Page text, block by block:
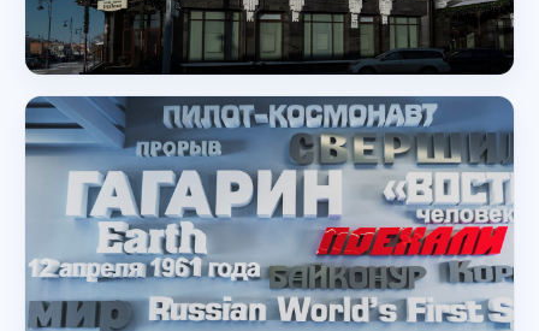
Музей
Галерея на Пушкинской в Оренбурге
Оренбург